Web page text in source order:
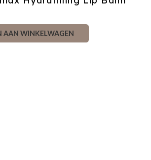
AAN WINKELWAGEN